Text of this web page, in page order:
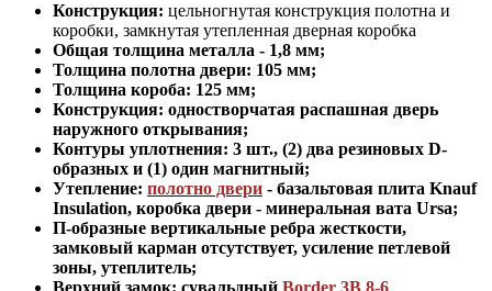
Конструкция: цельногнутая конструкция полотна и
коробки, замкнутая утепленная дверная коробка
Общая толщина металла - 1,8 мм;
Толщина полотна двери: 105 мм;
Толщина короба: 125 мм;
Конструкция: одностворчатая распашная дверь
наружного открывания;
Контуры уплотнения: 3 шт., (2) два резиновых D-
образных и (1) один магнитный;
Утепление: полотно двери - базальтовая плита Knauf
Insulation, коробка двери - минеральная вата Ursa;
П-образные вертикальные ребра жесткости,
замковый карман отсутствует, усиление петлевой
зоны, утеплитель;